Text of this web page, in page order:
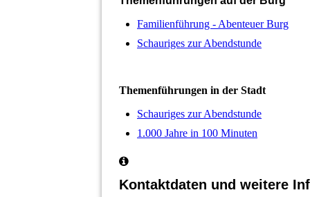
Familienführung - Abenteuer Burg
Schauriges zur Abendstunde
Themenführungen in der Stadt
Schauriges zur Abendstunde
1.000 Jahre in 100 Minuten
Kontaktdaten und weitere